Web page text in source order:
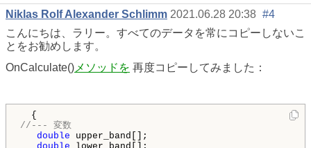
Niklas Rolf Alexander Schlimm 2021.06.28 20:38 #4
こんにちは、ラリー。すべてのデータを常にコピーしないこ
とをお勧めします。
OnCalculate() メソッドを 再度コピーしてみました：
//--- 変数
double upper_band[];